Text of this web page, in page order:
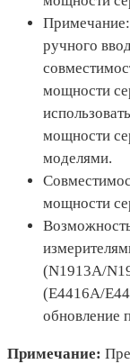
ручного
мощности
мощности
моделями.
мощности
(N1913A/
(E4416A/
обновление
Примечание: